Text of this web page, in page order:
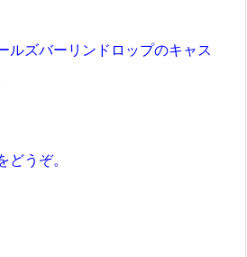
ズバーリンドロップのキャス
うぞ。